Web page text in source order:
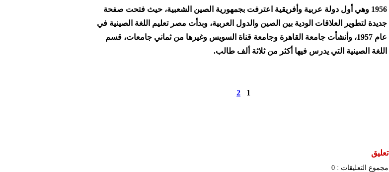
1956 وهي أول دولة عربية وأفريقية اعترفت بجمهورية الصين الشعبية، حيث فتحت صفحة
جديدة لتطوير العلاقات الودية بين الصين والدول العربية، وبدأت مصر تعليم اللغة الصينية في
عام 1957، وأنشأت جامعة القاهرة وجامعة قناة السويس وغيرها من ثماني جامعات، قسم
اللغة الصينية التي يدرس فيها أكثر من ثلاثة ألف طالب.
1
2
تعليق
مجموع التعليقات : 0